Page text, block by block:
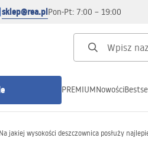
sklep@rea.plPon-Pt: 7:00 – 19:00
PREMIUMNowości
Na jakiej wysokości deszczownica posłuży